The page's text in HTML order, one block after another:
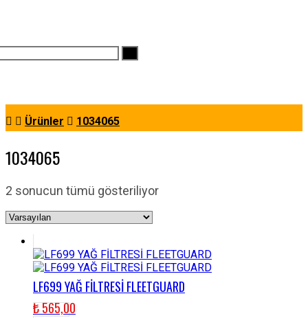
Ürünler 1034065
1034065
2 sonucun tümü gösteriliyor
LF699 YAĞ FİLTRESİ FLEETGUARD
₺565,00